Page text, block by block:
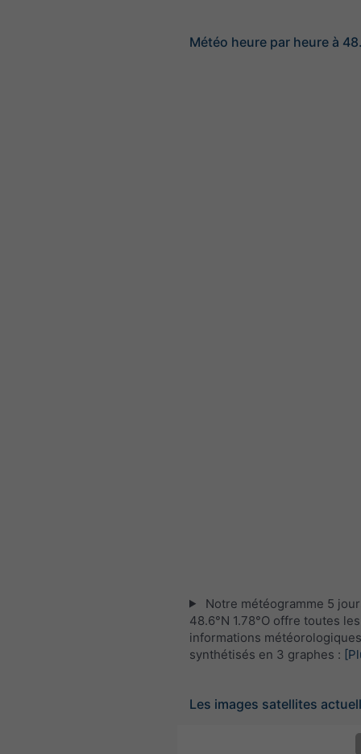
Météo heure par heure à
Notre météogramme 5
48.6°N 1.78°O offre toutes les
informations météorologiques
synthétisés en 3 graphes :
Les images satellites